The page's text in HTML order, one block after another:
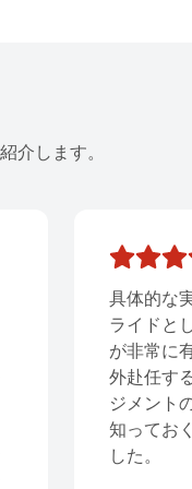
介します。
対処方法がス
まっているの
思います。海
っ ては、マネ
ず全駐在員が
容かと思いま